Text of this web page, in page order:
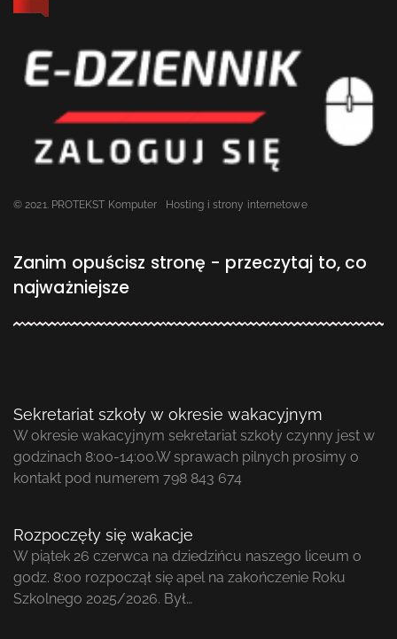
© 2021. PROTEKST Komputer Hosting i strony internetowe
Zanim opuścisz stronę - przeczytaj to, co
najważniejsze
Sekretariat szkoły w okresie wakacyjnym
W okresie wakacyjnym sekretariat szkoły czynny jest w
godzinach 8:00-14:00.W sprawach pilnych prosimy o
kontakt pod numerem 798 843 674
Rozpoczęły się wakacje
W piątek 26 czerwca na dziedzińcu naszego liceum o
godz. 8:00 rozpoczął się apel na zakończenie Roku
Szkolnego 2025/2026. Był…